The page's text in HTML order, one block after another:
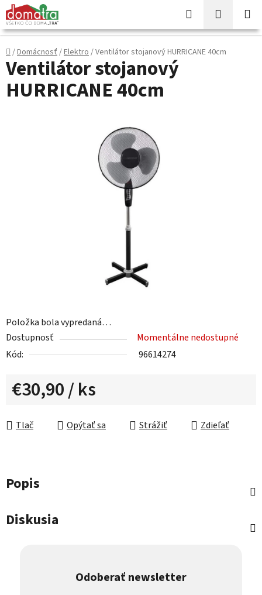
Prejsť
na
obsah
Hľadať
KOŠÍK
Domov
/Domácnosť/Elektro/Ventilátor stojanový HURRICANE 40cm
Položka bola vypredaná…
Dostupnosť
Momentálne nedostupné
Kód:
96614274
€30,90/ ks
Tlač
Opýtať sa Strážiť Zdieľať
Ventilátor stojanový
HURRICANE 40cm
Popis
Diskusia
Odoberať newsletter